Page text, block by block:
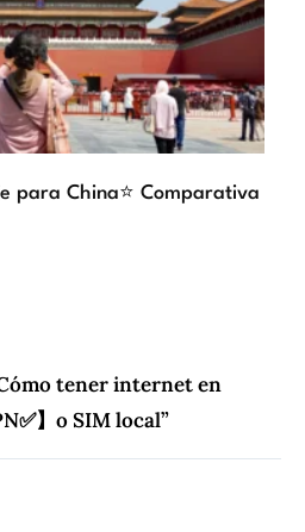
para China⭐ Comparativa
tener internet en
】o SIM local”